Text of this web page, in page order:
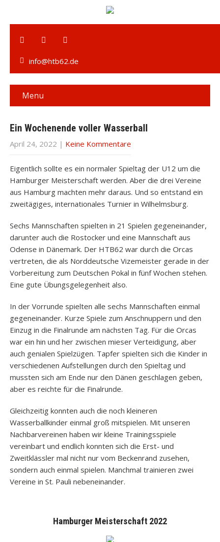
info@htb62.de
Menu
Ein Wochenende voller Wasserball
April 24, 2022 | Keine Kommentare
Eigentlich sollte es ein normaler Spieltag der U12 um die
Hamburger Meisterschaft werden. Aber die drei Vereine
aus Hamburg machten mehr daraus. Und so entstand ein
zweitägiges, internationales Turnier in Wilhelmsburg.
Sechs Mannschaften spielten in 21 Spielen gegeneinander,
darunter auch die Rostocker und eine Mannschaft aus
Odense in Dänemark. Der HTB62 war durch die Orcas
vertreten, die als Norddeutsche Vizemeister gerade in der
Vorbereitung zum Deutschen Pokal in fünf Wochen stehen.
Eine gute Übungsgelegenheit also.
In der Vorrunde spielten alle sechs Mannschaften einmal
gegeneinander. Kurze Spiele zum Anschnuppern und den
Einzug in die Finalrunde am nächsten Tag. Für die Orcas
war ein hin und her zwischen mieser Verteidigung, aber
auch genialen Spielzügen. Tapfer spielten sich die Kinder in
verschiedenen Aufstellungen durch den Spieltag und
mussten sich am Ende nur den Dänen geschlagen geben,
aber es reichte für die Finalrunde.
Gleichzeitig konnten auch die noch kleineren
Wasserballkinder einmal groß mitspielen. Mit unseren
Nachbarvereinen haben wir kleine Trainingsspiele
vereinbart und endlich konnten sich die Erst- und
Zweitklässler mal nicht nur vom Beckenrand zusehen,
sondern auch einmal spielen. Manchmal trainieren zwei
Vereine in St. Pauli nebeneinander.
Hamburger Meisterschaft 2022